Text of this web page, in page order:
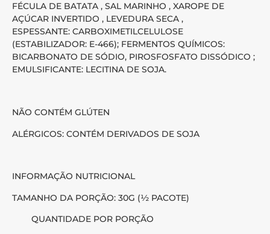
FÉCULA DE BATATA , SAL MARINHO , XAROPE DE
AÇÚCAR INVERTIDO , LEVEDURA SECA ,
ESPESSANTE: CARBOXIMETILCELULOSE
(ESTABILIZADOR: E-466); FERMENTOS QUÍMICOS:
BICARBONATO DE SÓDIO, PIROSFOSFATO DISSÓDICO ;
EMULSIFICANTE: LECITINA DE SOJA.
NÃO CONTÉM GLÚTEN
ALÉRGICOS: CONTÉM DERIVADOS DE SOJA
INFORMAÇÃO NUTRICIONAL
TAMANHO DA PORÇÃO: 30G (½ PACOTE)
QUANTIDADE POR PORÇÃO